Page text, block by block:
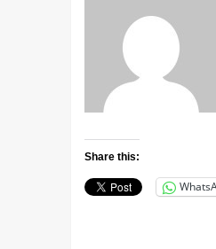
Share this: